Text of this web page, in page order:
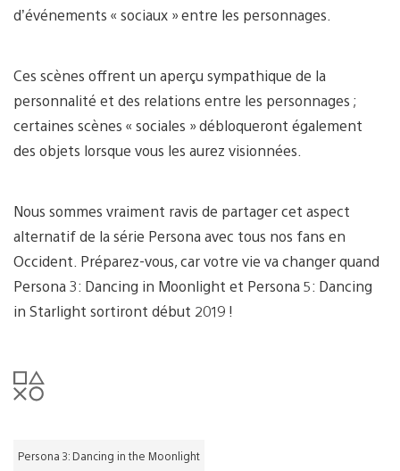
d’événements « sociaux » entre les personnages.
Ces scènes offrent un aperçu sympathique de la
personnalité et des relations entre les personnages ;
certaines scènes « sociales » débloqueront également
des objets lorsque vous les aurez visionnées.
Nous sommes vraiment ravis de partager cet aspect
alternatif de la série Persona avec tous nos fans en
Occident. Préparez-vous, car votre vie va changer quand
Persona 3: Dancing in Moonlight et Persona 5: Dancing
in Starlight sortiront début 2019 !
Persona 3: Dancing in the Moonlight